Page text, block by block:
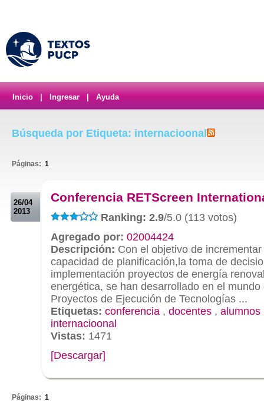
Inicio Ingresar Ayuda
Búsqueda por Etiqueta: internacioonal
Páginas: 1
26/04
2013
Conferencia RETScreen
Ranking: 2.9/5.0 (113 votos)
Agregado por: 02004424
Descripción: Con el objetivo de incrementar
capacidad de planificación,la toma de
implementación proyectos de energía
energética, se han desarrollado en el
Proyectos de Ejecución de Tecnologías ...
Etiquetas: conferencia , docentes , alumnos
internacioonal
Vistas: 1471
[Descargar]
Páginas: 1